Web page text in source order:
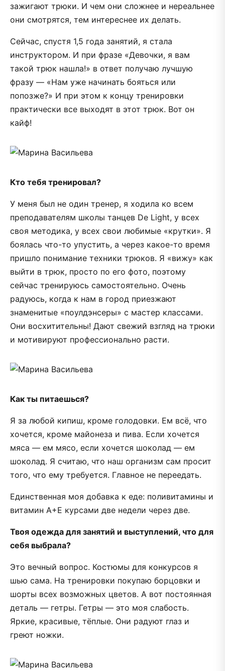
зажигают трюки. И чем они сложнее и нереальнее
они смотрятся, тем интереснее их делать.
Сейчас, спустя 1,5 года занятий, я стала
инструктором. И при фразе «Девочки, я вам
такой трюк нашла!» в ответ получаю лучшую
фразу — «Нам уже начинать бояться или
попозже?» И при этом к концу тренировки
практически все выходят в этот трюк. Вот он
кайф!
Кто тебя тренировал?
У меня был не один тренер, я ходила ко всем
преподавателям школы танцев De Light, у всех
своя методика, у всех свои любимые «крутки». Я
боялась что-то упустить, а через какое-то время
пришло понимание техники трюков. Я «вижу» как
выйти в трюк, просто по его фото, поэтому
сейчас тренируюсь самостоятельно. Очень
радуюсь, когда к нам в город приезжают
знаменитые «поулдэнсеры» с мастер классами.
Они восхитительны! Дают свежий взгляд на трюки
и мотивируют профессионально расти.
Как ты питаешься?
Я за любой кипиш, кроме голодовки. Ем всё, что
хочется, кроме майонеза и пива. Если хочется
мяса — ем мясо, если хочется шоколад — ем
шоколад. Я считаю, что наш организм сам просит
того, что ему требуется. Главное не переедать.
Единственная моя добавка к еде: поливитамины и
витамин А+Е курсами две недели через две.
Твоя одежда для занятий и выступлений, что для
себя выбрала?
Это вечный вопрос. Костюмы для конкурсов я
шью сама. На тренировки покупаю борцовки и
шорты всех возможных цветов. А вот постоянная
деталь — гетры. Гетры — это моя слабость.
Яркие, красивые, тёплые. Они радуют глаз и
греют ножки.